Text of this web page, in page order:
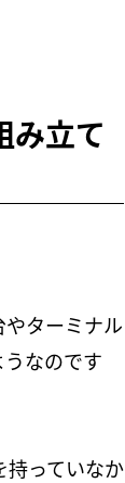
み立て
ターミナル
なのです
持っていなか